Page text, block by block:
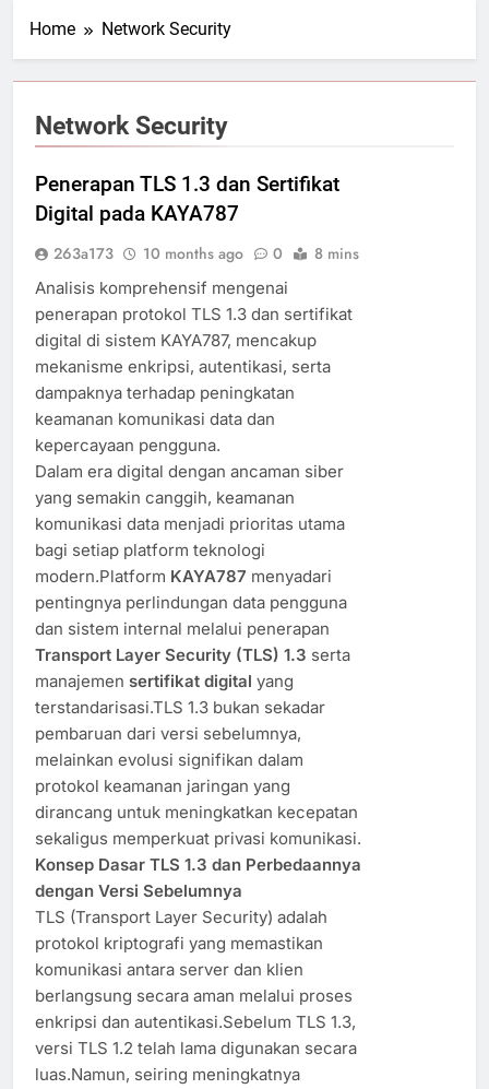
Home Network Security
Network Security
Penerapan TLS 1.3 dan Sertifikat
Digital pada KAYA787
263a173 10 months ago 0 8 mins
Analisis komprehensif mengenai
penerapan protokol TLS 1.3 dan sertifikat
digital di sistem KAYA787, mencakup
mekanisme enkripsi, autentikasi, serta
dampaknya terhadap peningkatan
keamanan komunikasi data dan
kepercayaan pengguna.
Dalam era digital dengan ancaman siber
yang semakin canggih, keamanan
komunikasi data menjadi prioritas utama
bagi setiap platform teknologi
modern.Platform KAYA787 menyadari
pentingnya perlindungan data pengguna
dan sistem internal melalui penerapan
Transport Layer Security (TLS) 1.3 serta
manajemen sertifikat digital yang
terstandarisasi.TLS 1.3 bukan sekadar
pembaruan dari versi sebelumnya,
melainkan evolusi signifikan dalam
protokol keamanan jaringan yang
dirancang untuk meningkatkan kecepatan
sekaligus memperkuat privasi komunikasi.
Konsep Dasar TLS 1.3 dan Perbedaannya
dengan Versi Sebelumnya
TLS (Transport Layer Security) adalah
protokol kriptografi yang memastikan
komunikasi antara server dan klien
berlangsung secara aman melalui proses
enkripsi dan autentikasi.Sebelum TLS 1.3,
versi TLS 1.2 telah lama digunakan secara
luas.Namun, seiring meningkatnya